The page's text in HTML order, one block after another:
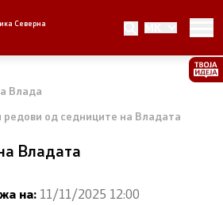
Северна
MK
и програма
приоритети
секретаријат
Влада
редови од седниците на Владата
Владата
на: 11/11/2025 12:00